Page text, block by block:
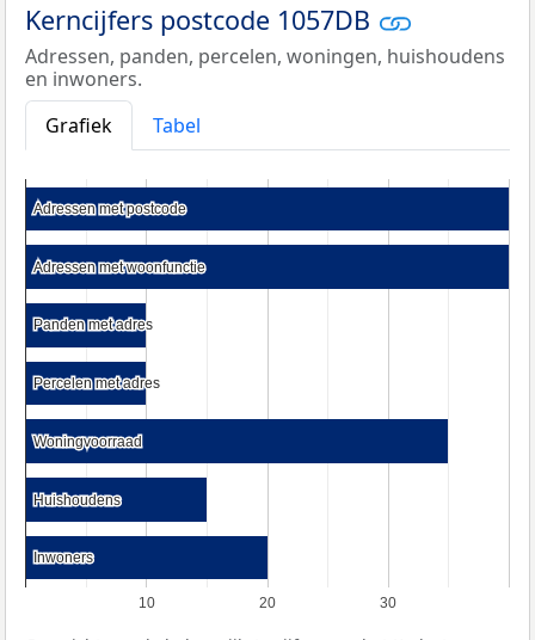
Kerncijfers postcode 1057DB
Adressen, panden, percelen, woningen, huishoudens
en inwoners.
Grafiek
Tabel
10 20 30
Adressen met postcode
Adressen met postcode
Adressen met woonfunctie
Adressen met woonfunctie
Panden met adres
Panden met adres
Percelen met adres
Percelen met adres
Woningvoorraad
Woningvoorraad
Huishoudens
Huishoudens
Inwoners
Inwoners